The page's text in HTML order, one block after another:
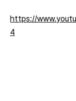
https://
4